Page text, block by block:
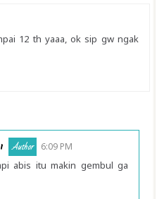
12 th yaaa, ok sip gw ngak
6:09 PM
abis itu makin gembul ga